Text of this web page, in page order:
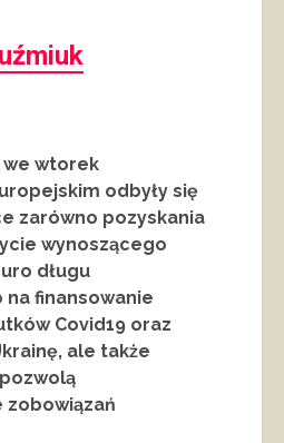
we wtorek
odbyły się
zarówno pozyskania
wynoszącego
długu
finansowanie
Covid19 oraz
ale także
zobowiązań